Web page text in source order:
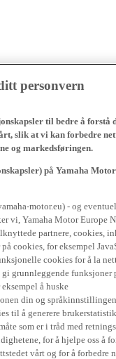
personvern
til bedre å forstå
slik at vi kan forbedre
og markedsføringen.
på Yamaha
motor.eu) - og
vi, Yamaha Motor Europe
partnere, cookies,
cookies, for eksempel
cookies for å la
grunnleggende funksjoner
å huske
din og
til å generere
som er i tråd med
for å hjelpe oss å
vårt og for å forbedre